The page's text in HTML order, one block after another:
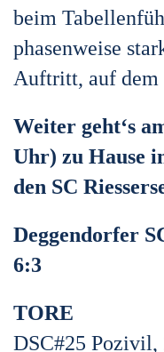
beim
phasenweise
Auftritt, auf dem
Weiter geht‘s
Uhr) zu Hause
den SC
Deggendorfer
6:3
TORE
DSC#25